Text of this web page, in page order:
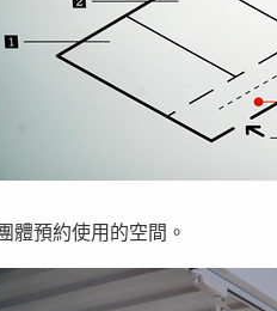
體預約使用的空間。